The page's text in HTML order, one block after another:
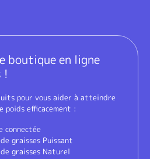
boutique en ligne
!
pour vous aider à atteindre
efficacement :
connectée
graisses Puissant
graisses Naturel